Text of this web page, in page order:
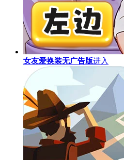
女友爱换装无广告版进入